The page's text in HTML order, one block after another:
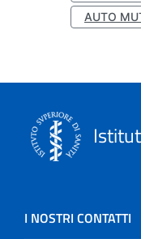
AUTO
I NOSTRI CONTATTI